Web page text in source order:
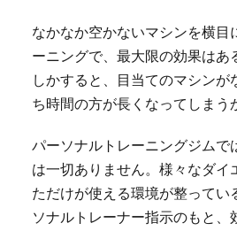
なかなか空かないマシンを横目
ーニングで、最大限の効果はあ
しかすると、目当てのマシンが
ち時間の方が長くなってしまう
パーソナルトレーニングジムで
は一切ありません。様々なダイ
ただけが使える環境が整ってい
ソナルトレーナー指示のもと、